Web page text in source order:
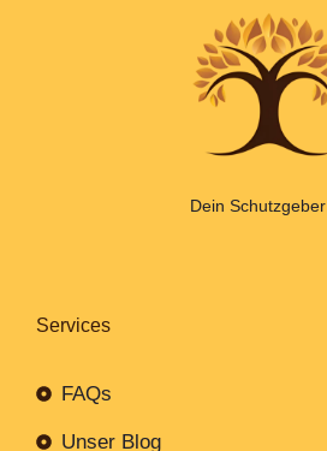
Dein Schutzgeber
Services
FAQs
Unser Blog